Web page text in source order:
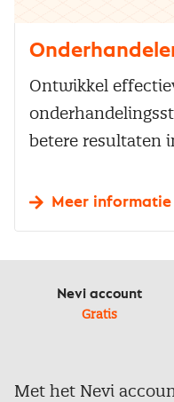
Ontwikkel
betere resultaten
Meer informatie
Nevi account
Gratis
Met het Nevi